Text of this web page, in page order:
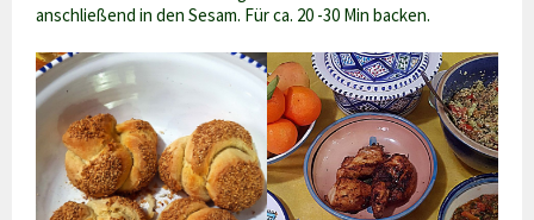
anschließend in den Sesam. Für ca. 20 -30 Min backen.